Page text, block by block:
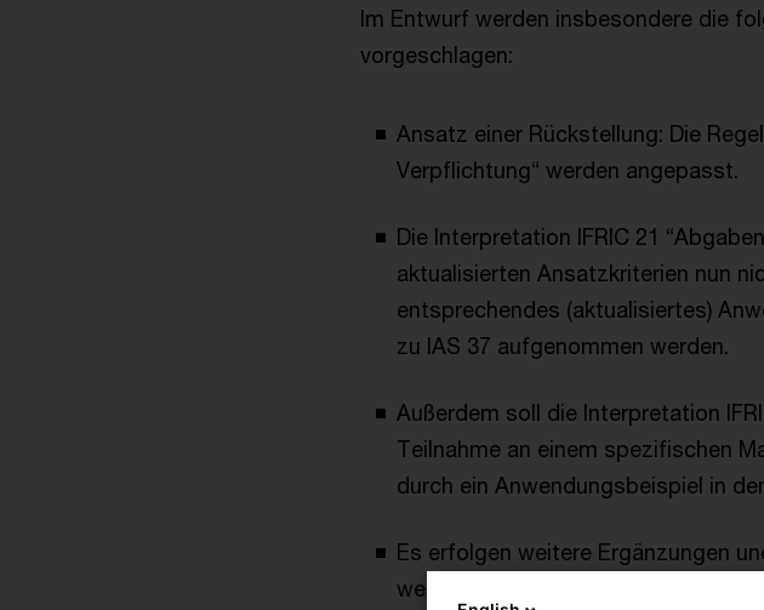
Im Entwurf werden insbesondere die
vorgeschlagen:
Ansatz einer Rückstellung: Die
Verpflichtung“ werden angepasst.
Die Interpretation IFRIC 21
aktualisierten Ansatzkriterien nun
entsprechendes (aktualisiertes)
zu IAS 37 aufgenommen werden.
Außerdem soll die Interpretation
Teilnahme an einem spezifischen
durch ein Anwendungsbeispiel in
Es erfolgen weitere Ergänzungen
werden insbesondere weitere